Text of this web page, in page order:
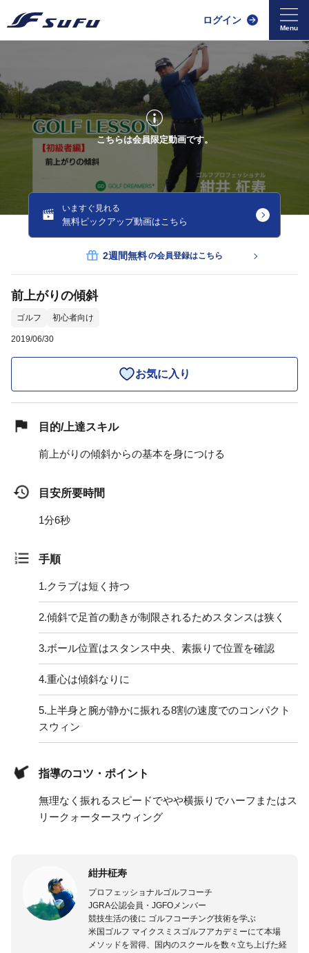
ログイン
こちらは会員限定動画です。
いますぐ見れる
無料ピックアップ動画はこちら
2週間無料の会員登録はこちら
前上がりの傾斜
ゴルフ 初心者向け
2019/06/30
お気に入り
目的/上達スキル
前上がりの傾斜からの基本を身につける
目安所要時間
1分6秒
手順
1.クラブは短く持つ
2.傾斜で足首の動きが制限されるためスタンスは狭く
3.ボール位置はスタンス中央、素振りで位置を確認
4.重心は傾斜なりに
5. 上半身と腕が静かに振れる8割の速度でのコンパクト
スウィン
指導のコツ・ポイント
無理なく振れるスピードでやや横振りでハーフまたはス
リークォータースウィング
紺井柾寿
プロフェッショナルゴルフコーチ
JGRA公認会員・JGFOメンバー
競技生活の後に ゴルフコーチング技術を学ぶ
米国ゴルフ マイクスミスゴルフアカデミーにて本場
メソッドを習得、国内のスクールを数々立ち上げた経